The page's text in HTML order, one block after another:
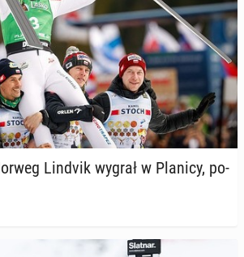
Lindvik wygrał w Planicy, po­